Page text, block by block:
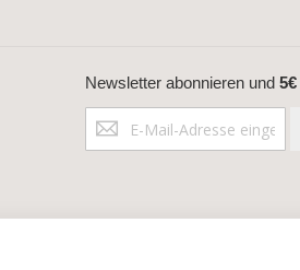
Newsletter abonnieren und
Anmeldung
zum